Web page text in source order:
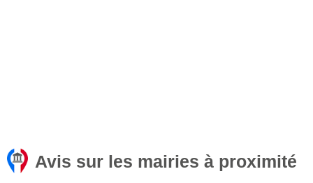
Avis sur les mairies à proximité